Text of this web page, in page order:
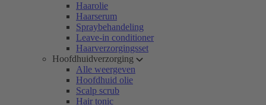
Haarolie
Haarserum
Spraybehandeling
Leave-in conditioner
Haarverzorgingsset
Hoofdhuidverzorging
Alle weergeven
Hoofdhuid olie
Scalp scrub
Hair tonic